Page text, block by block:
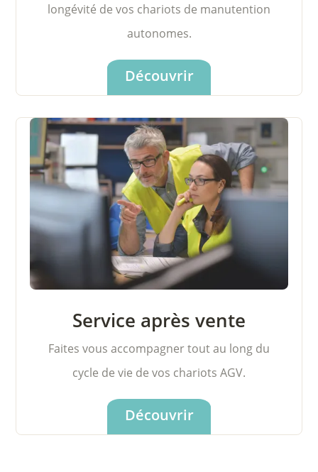
longévité de vos chariots de manutention
autonomes.
Découvrir
Service après vente
Faites vous accompagner tout au long du
cycle de vie de vos chariots AGV.
Découvrir